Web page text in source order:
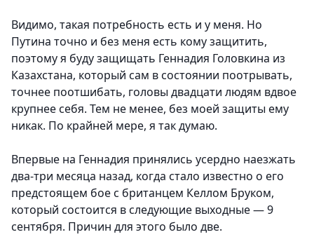
Видимо, такая потребность есть и у меня. Но
Путина точно и без меня есть кому защитить,
поэтому я буду защищать Геннадия Головкина из
Казахстана, который сам в состоянии поотрывать,
точнее поотшибать, головы двадцати людям вдвое
крупнее себя. Тем не менее, без моей защиты ему
никак. По крайней мере, я так думаю.
Впервые на Геннадия принялись усердно наезжать
два-три месяца назад, когда стало известно о его
предстоящем бое с британцем Келлом Бруком,
который состоится в следующие выходные — 9
сентября. Причин для этого было две.